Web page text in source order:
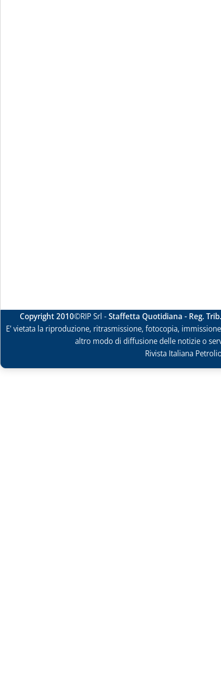
Copyright 2010©RIP Srl -Staffetta Quotidiana - Reg.
E' vietata la riproduzione, ritrasmissione, fotocopia,
altro modo di diffusione delle notizie o
Rivista Italiana